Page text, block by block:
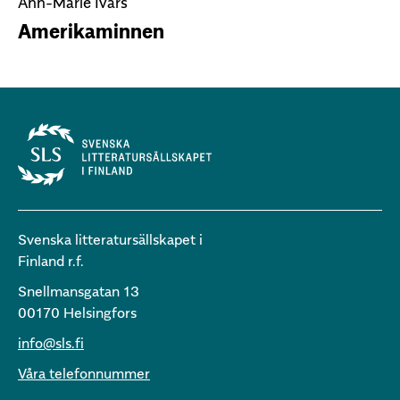
Amerikaminnen
Svenska litteratursällskapet i
Finland r.f.
Snellmansgatan 13
00170 Helsingfors
info@sls.fi
Våra telefonnummer